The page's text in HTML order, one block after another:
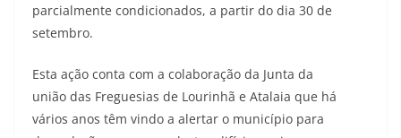
parcialmente condicionados, a partir do dia 30 de
setembro.
Esta ação conta com a colaboração da Junta da
união das Freguesias de Lourinhã e Atalaia que há
vários anos têm vindo a alertar o município para